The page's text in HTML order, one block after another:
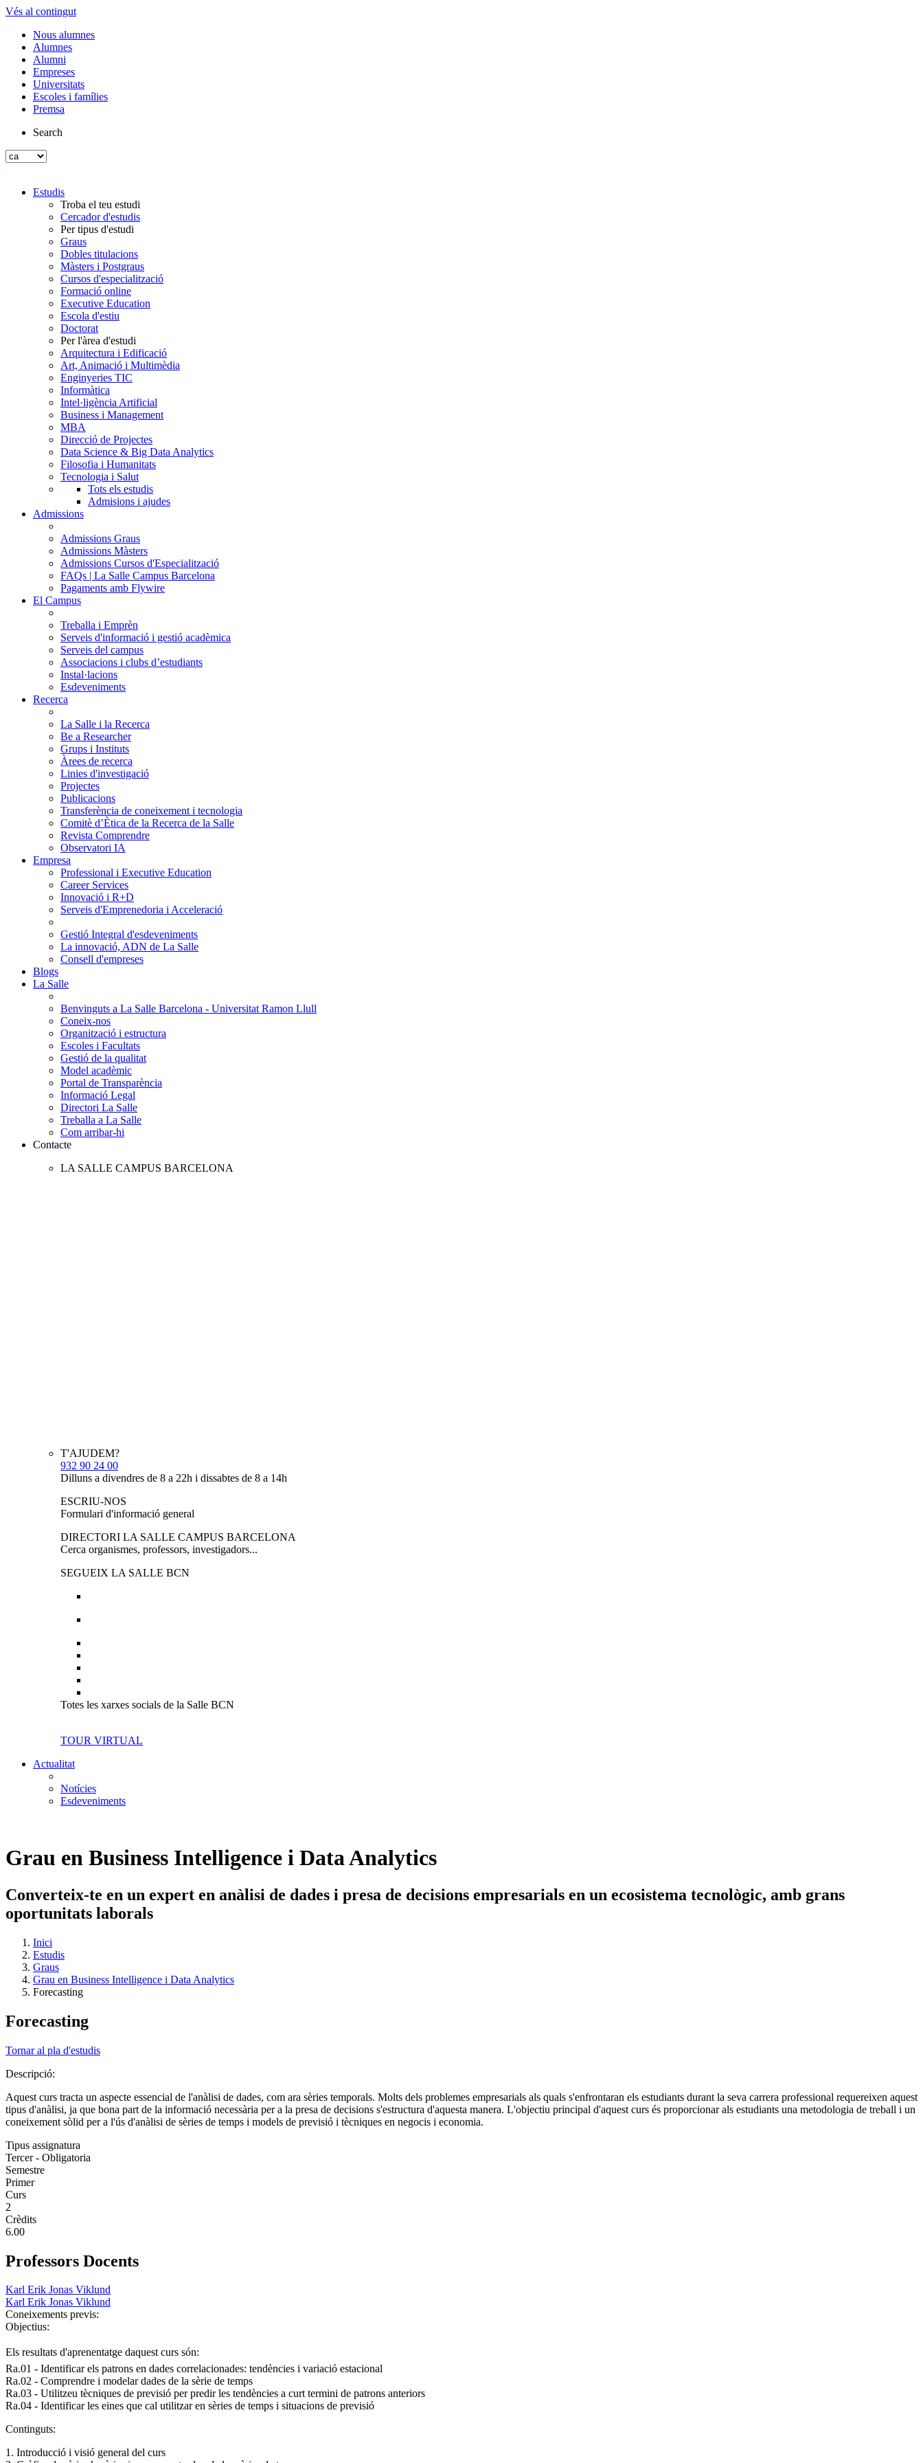
Vés al contingut
Nous alumnes
Alumnes
Alumni
Empreses
Universitats
Escoles i famílies
Premsa
Search
Estudis
Troba el teu estudi
Cercador d'estudis
Per tipus d'estudi
Graus
Dobles titulacions
Màsters i Postgraus
Cursos d'especialització
Formació online
Executive Education
Escola d'estiu
Doctorat
Per l'àrea d'estudi
Arquitectura i Edificació
Art, Animació i Multimèdia
Enginyeries TIC
Informàtica
Intel·ligència Artificial
Business i Management
MBA
Direcció de Projectes
Data Science & Big Data Analytics
Filosofia i Humanitats
Tecnologia i Salut
Tots els estudis
Admisions i ajudes
Admissions
Admissions Graus
Admissions Màsters
Admissions Cursos d'Especialització
FAQs | La Salle Campus Barcelona
Pagaments amb Flywire
El Campus
Treballa i Emprèn
Serveis d'informació i gestió acadèmica
Serveis del campus
Associacions i clubs d’estudiants
Instal·lacions
Esdeveniments
Recerca
La Salle i la Recerca
Be a Researcher
Grups i Instituts
Àrees de recerca
Linies d'investigació
Projectes
Publicacions
Transferència de coneixement i tecnologia
Comitè d’Ètica de la Recerca de la Salle
Revista Comprendre
Observatori IA
Empresa
Professional i Executive Education
Career Services
Innovació i R+D
Serveis d'Emprenedoria i Acceleració
Gestió Integral d'esdeveniments
La innovació, ADN de La Salle
Consell d'empreses
Blogs
La Salle
Benvinguts a La Salle Barcelona - Universitat Ramon Llull
Coneix-nos
Organització i estructura
Escoles i Facultats
Gestió de la qualitat
Model acadèmic
Portal de Transparència
Informació Legal
Directori La Salle
Treballa a La Salle
Com arribar-hi
Contacte
LA SALLE CAMPUS BARCELONA
T'AJUDEM?
932 90 24 00
Dilluns a divendres de 8 a 22h i dissabtes de 8 a 14h
ESCRIU-NOS
Formulari d'informació general
DIRECTORI LA SALLE CAMPUS BARCELONA
Cerca organismes, professors, investigadors...
SEGUEIX LA SALLE BCN
Totes les xarxes socials de la Salle BCN
TOUR VIRTUAL
Actualitat
Notícies
Esdeveniments
Grau en Business Intelligence i Data Analytics
Converteix-te en un expert en anàlisi de dades i presa de decisions empresarials en un ecosistema tecnològic, amb grans
oportunitats laborals
Inici
Estudis
Graus
Grau en Business Intelligence i Data Analytics
Forecasting
Forecasting
Tornar al pla d'estudis
Descripció:
Aquest curs tracta un aspecte essencial de l'anàlisi de dades, com ara sèries temporals. Molts dels problemes empresarials als quals s'enfrontaran els estudiants durant la seva carrera professional requereixen aquest
tipus d'anàlisi, ja que bona part de la informació necessària per a la presa de decisions s'estructura d'aquesta manera. L'objectiu principal d'aquest curs és proporcionar als estudiants una metodologia de treball i un
coneixement sòlid per a l'ús d'anàlisi de sèries de temps i models de previsió i tècniques en negocis i economia.
Tipus assignatura
Tercer - Obligatoria
Semestre
Primer
Curs
2
Crèdits
6.00
Professors Docents
Karl Erik Jonas Viklund
Karl Erik Jonas Viklund
Coneixements previs:
Objectius:
Els resultats d'aprenentatge daquest curs són:
Ra.01 - Identificar els patrons en dades correlacionades: tendències i variació estacional
Ra.02 - Comprendre i modelar dades de la sèrie de temps
Ra.03 - Utilitzeu tècniques de previsió per predir les tendències a curt termini de patrons anteriors
Ra.04 - Identificar les eines que cal utilitzar en sèries de temps i situacions de previsió
Continguts:
1. Introducció i visió general del curs